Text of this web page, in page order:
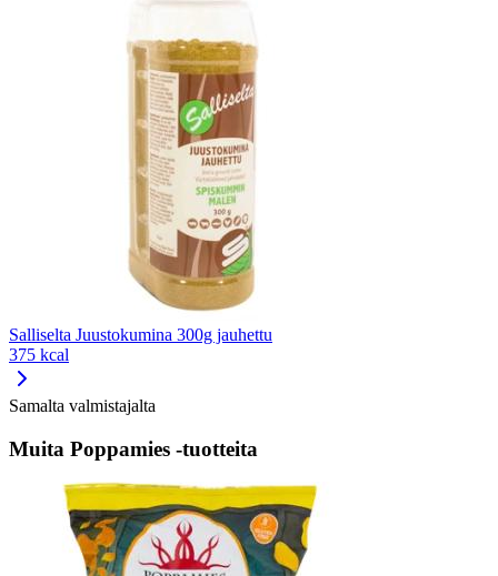
Salliselta Juustokumina 300g jauhettu
375 kcal
Samalta valmistajalta
Muita Poppamies -tuotteita